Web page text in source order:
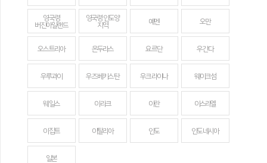
영국령
버진아일랜드
영국령 인도양
지역
예멘 오만
오스트리아 온두라스 요르단 우간다
우루과이 우즈베키스탄 우크라이나 웨이크섬
웨일스 이라크 이란 이스라엘
이집트 이탈리아 인도 인도네시아
일본